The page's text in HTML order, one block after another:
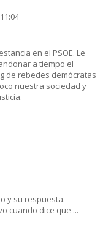
en el PSOE. Le
a tiempo el
de rebedes demócratas
nuestra sociedad y
y su respuesta.
cuando dice que ...